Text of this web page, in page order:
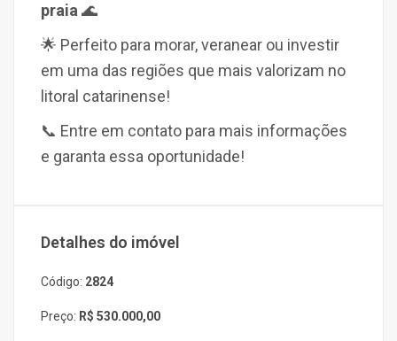
praia 🌊
🌟 Perfeito para morar, veranear ou investir
em uma das regiões que mais valorizam no
litoral catarinense!
📞 Entre em contato para mais informações
e garanta essa oportunidade!
Detalhes do imóvel
Código: 2824
Preço: R$ 530.000,00